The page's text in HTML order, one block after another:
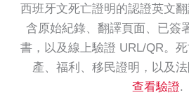
西班牙文死亡證明的認證英文
含原始紀錄、翻譯頁面、已簽
書，以及線上驗證 URL/QR。
產、福利、移民證明，以及法
查看驗證.